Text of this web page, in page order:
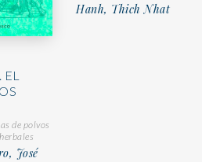
de polvos
José
Hanh, Thich Nhat